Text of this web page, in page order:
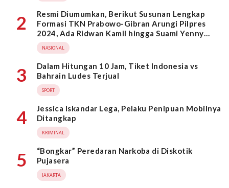
2
Resmi Diumumkan, Berikut Susunan Lengkap
Formasi TKN Prabowo-Gibran Arungi Pilpres
2024, Ada Ridwan Kamil hingga Suami Yenny
Wahid
NASIONAL
3
Dalam Hitungan 10 Jam, Tiket Indonesia vs
Bahrain Ludes Terjual
SPORT
4
Jessica Iskandar Lega, Pelaku Penipuan Mobilnya
Ditangkap
KRIMINAL
5
“Bongkar” Peredaran Narkoba di Diskotik
Pujasera
JAKARTA